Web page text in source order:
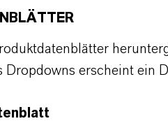
Dropdowns erscheint ein